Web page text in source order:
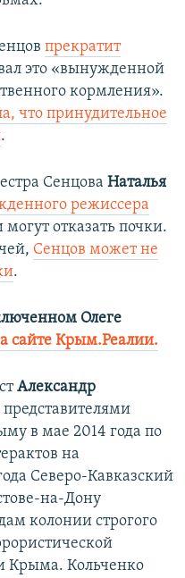
прекратит
это «вынужденной
кормления».
что принудительное
.
Сенцова Наталья
режиссера
могут отказать почки.
Сенцов может не
.
Олеге
сайте Крым.Реалии.
Александр
в мае 2014 года по
на
Северо-Кавказский
на-Дону
колонии строгого
Крыма. Кольченко